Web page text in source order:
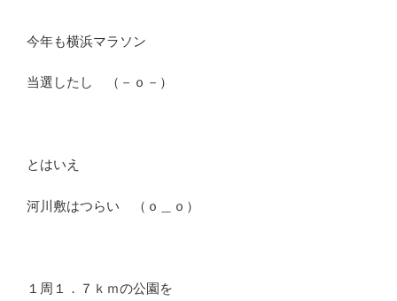
今年も横浜マラソン
当選したし （－ｏ－）
とはいえ
河川敷はつらい （ｏ＿ｏ）
１周１．７ｋｍの公園を